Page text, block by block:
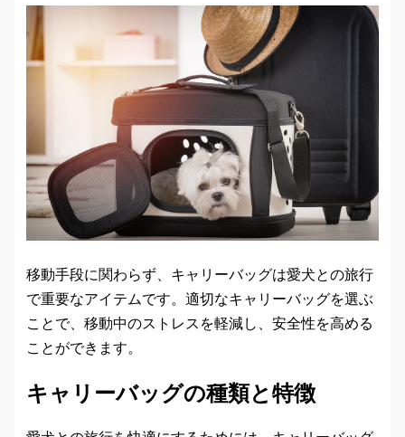
移動手段に関わらず、キャリーバッグは愛犬との旅行
で重要なアイテムです。適切なキャリーバッグを選ぶ
ことで、移動中のストレスを軽減し、安全性を高める
ことができます。
キャリーバッグの種類と特徴